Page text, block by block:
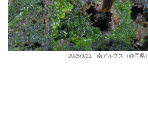
2025/9/21 南アルプス（静岡県）